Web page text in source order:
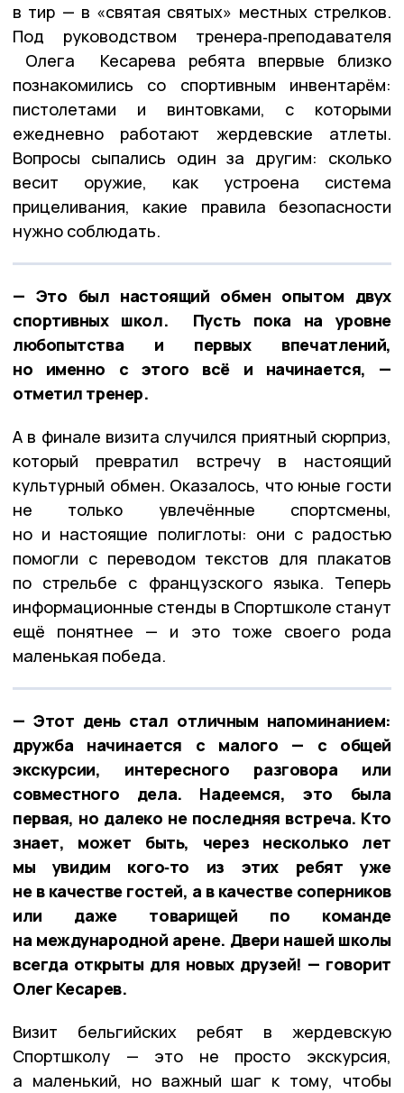
в тир — в «святая святых» местных стрелков.
Под руководством тренера‑преподавателя
Олега Кесарева ребята впервые близко
познакомились со спортивным инвентарём:
пистолетами и винтовками, с которыми
ежедневно работают жердевские атлеты.
Вопросы сыпались один за другим: сколько
весит оружие, как устроена система
прицеливания, какие правила безопасности
нужно соблюдать.
— Это был настоящий обмен опытом двух
спортивных школ. Пусть пока на уровне
любопытства и первых впечатлений,
но именно с этого всё и начинается, —
отметил тренер.
А в финале визита случился приятный сюрприз,
который превратил встречу в настоящий
культурный обмен. Оказалось, что юные гости
не только увлечённые спортсмены,
но и настоящие полиглоты: они с радостью
помогли с переводом текстов для плакатов
по стрельбе с французского языка. Теперь
информационные стенды в Спортшколе станут
ещё понятнее — и это тоже своего рода
маленькая победа.
— Этот день стал отличным напоминанием:
дружба начинается с малого — с общей
экскурсии, интересного разговора или
совместного дела. Надеемся, это была
первая, но далеко не последняя встреча. Кто
знает, может быть, через несколько лет
мы увидим кого‑то из этих ребят уже
не в качестве гостей, а в качестве соперников
или даже товарищей по команде
на международной арене. Двери нашей школы
всегда открыты для новых друзей! — говорит
Олег Кесарев.
Визит бельгийских ребят в жердевскую
Спортшколу — это не просто экскурсия,
а маленький, но важный шаг к тому, чтобы